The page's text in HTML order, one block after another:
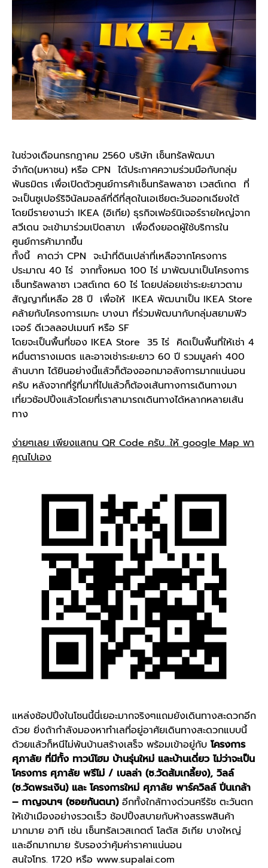
ในช่วงเดือนกรกฎาคม 2560 บริษัท เซ็นทรัลพัฒนา
จำกัด(มหาชน) หรือ CPN ได้ประกาศความร่วมมือกับกลุ่ม
พันธมิตร เพื่อเปิดตัวศูนย์การค้าเซ็นทรัลพลาซา เวสต์เกต ที่
จะเป็นซูเปอร์ริจินัลมอลล์ที่ดีที่สุดในเอเชียตะวันออกเฉียงใต้
โดยมีรายงานว่า IKEA (อิเกีย) ธุรกิจเฟอร์นิเจอร์รายใหญ่จาก
สวีเดน จะเข้ามาร่วมเปิดสาขา เพื่อดึงยอดผู้ใช้บริการใน
ศูนย์การค้ามากขึ้น
ทั้งนี้ คาดว่า CPN จะนำที่ดินเปล่าที่เหลือจากโครงการ
ประมาณ 40 ไร่ จากทั้งหมด 100 ไร่ มาพัฒนาเป็นโครงการ
เซ็นทรัลพลาซา เวสต์เกต 60 ไร่ โดยปล่อยเช่าระยะยาวตาม
สัญญาที่เหลือ 28 ปี เพื่อให้ IKEA พัฒนาเป็น IKEA Store
คล้ายกับโครงการเมกะ บางนา ที่ร่วมพัฒนากับกลุ่มสยามฟิว
เจอร์ ดีเวลลอปเมนท์ หรือ SF
โดยจะเป็นพื้นที่ของ IKEA Store 35 ไร่ คิดเป็นพื้นที่ให้เช่า 4
หมื่นตารางเมตร และอาจเช่าระยะยาว 60 ปี รวมมูลค่า 400
ล้านบาท ได้ยินอย่างนี้แล้วก็ต้องออกมาอลังการมากแน่นอน
ครับ หลังจากที่รู้ที่มาที่ไปแล้วก็ต้องเส้นทางการเดินทางมา
เที่ยวช้อปปิ้งแล้วโดยที่เราสามารถเดินทางได้หลากหลายเส้น
ทาง
ง่ายๆเลย เพียงแสกน QR Code ครับ...ให้ google Map พา
คุณไปเอง
แหล่งช้อปปิ้งในโซนนี้นี่เยอะมากจริงๆแถมยังเดินทางสะดวกอีก
ด้วย ยิ่งถ้ากำลังมองหาทำเลที่อยู่อาศัยเดินทางสะดวกแบบนี้
ด้วยแล้วก็หนีไม่พ้นบ้านสร้างเสร็จ พร้อมเข้าอยู่กับ โครงการ
ศุภาลัย ที่มีทั้ง ทาวน์โฮม บ้านรุ่นใหม่ และบ้านเดี่ยว ไม่ว่าจะเป็น
โครงการ ศุภาลัย พรีโม่ / เบลล่า (ซ.วัดส้มเกลี้ยง), วิลล์
(ซ.วัดพระเงิน) และ โครงการใหม่ ศุภาลัย พาร์ควิลล์ ปิ่นเกล้า
– กาญจนาฯ (ซอยกันตนา)อีกทั้งใกล้ทางด่วนศรีรัช ตะวันตก
ให้เข้าเมืองอย่างรวดเร็ว ช้อปปิ้งสบายกับห้างสรรพสินค้า
มากมาย อาทิ เช่น เซ็นทรัลเวสเกตต์ โลตัส อิเกีย บางใหญ่
และอีกมากมาย รับรองว่าคุ้มค่าราคาแน่นอน
สนใจโทร. 1720 หรือ www.supalai.com